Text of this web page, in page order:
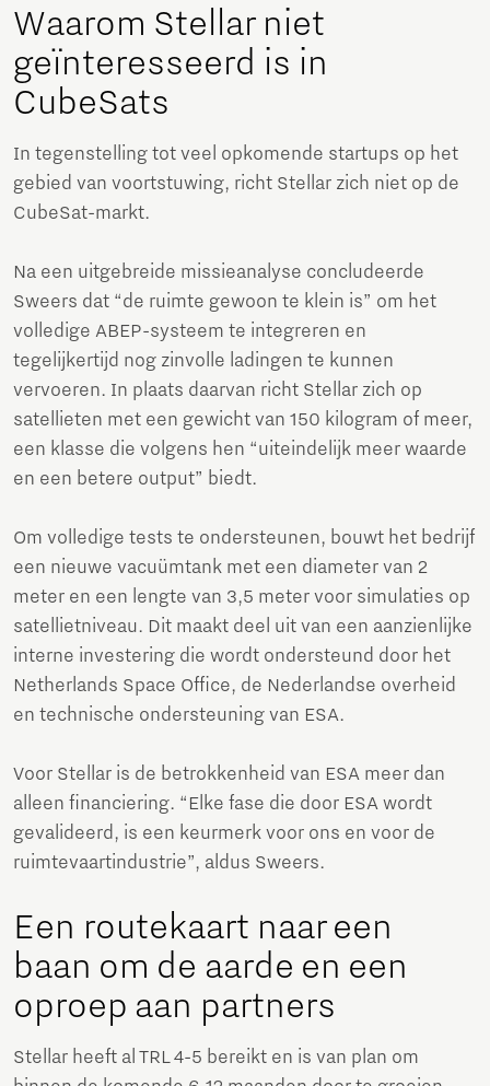
Waarom Stellar niet
geïnteresseerd is in
CubeSats
In tegenstelling tot veel opkomende startups op het
gebied van voortstuwing, richt Stellar zich niet op de
CubeSat-markt.
Na een uitgebreide missieanalyse concludeerde
Sweers dat “de ruimte gewoon te klein is” om het
volledige ABEP-systeem te integreren en
tegelijkertijd nog zinvolle ladingen te kunnen
vervoeren. In plaats daarvan richt Stellar zich op
satellieten met een gewicht van 150 kilogram of meer,
een klasse die volgens hen “uiteindelijk meer waarde
en een betere output” biedt.
Om volledige tests te ondersteunen, bouwt het bedrijf
een nieuwe vacuümtank met een diameter van 2
meter en een lengte van 3,5 meter voor simulaties op
satellietniveau. Dit maakt deel uit van een aanzienlijke
interne investering die wordt ondersteund door het
Netherlands Space Office, de Nederlandse overheid
en technische ondersteuning van ESA.
Voor Stellar is de betrokkenheid van ESA meer dan
alleen financiering. “Elke fase die door ESA wordt
gevalideerd, is een keurmerk voor ons en voor de
ruimtevaartindustrie”, aldus Sweers.
Een routekaart naar een
baan om de aarde en een
oproep aan partners
Stellar heeft al TRL 4-5 bereikt en is van plan om